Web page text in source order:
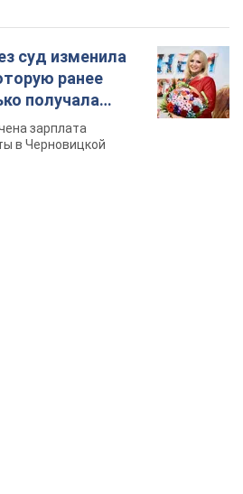
суд изменила
ранее
получала
зарплата
в Черновицкой